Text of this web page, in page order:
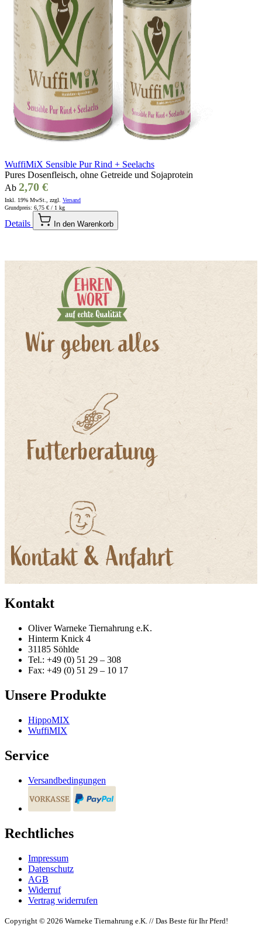
WuffiMiX Sensible Pur Rind + Seelachs
Pures Dosenfleisch, ohne Getreide und Sojaprotein
Ab 2,70 €
Inkl. 19% MwSt., zzgl. Versand
Grundpreis: 6,75 € / 1 kg
Details In den Warenkorb
Kontakt
Oliver Warneke Tiernahrung e.K.
Hinterm Knick 4
31185 Söhlde
Tel.: +49 (0) 51 29 – 308
Fax: +49 (0) 51 29 – 10 17
Unsere Produkte
HippoMIX
WuffiMIX
Service
Versandbedingungen
Rechtliches
Impressum
Datenschutz
AGB
Widerruf
Vertrag widerrufen
Copyright © 2026 Warneke Tiernahrung e.K. // Das Beste für Ihr Pferd!